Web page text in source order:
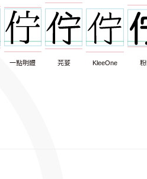
一點明體 芫荽 KleeOne 粉